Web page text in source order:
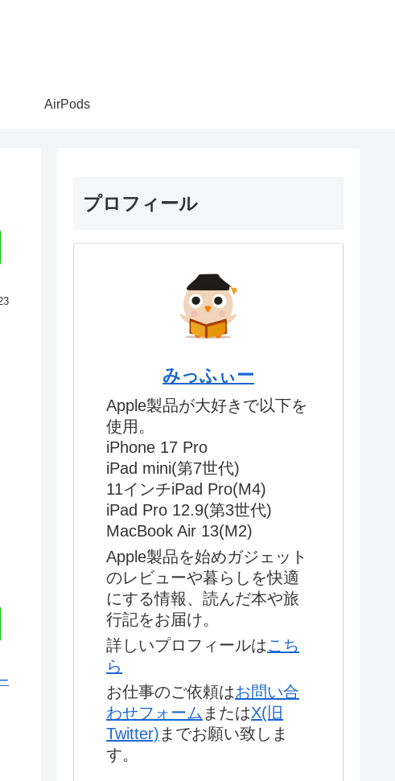
AirPods
プロフィール
みっふぃー
Apple製品が大好きで以下を
使用。
iPhone 17 Pro
iPad mini(第7世代)
11インチiPad Pro(M4)
iPad Pro 12.9(第3世代)
MacBook Air 13(M2)
Apple製品を始めガジェット
のレビューや暮らしを快適
にする情報、読んだ本や旅
行記をお届け。
詳しいプロフィールはこち
ら
お仕事のご依頼はお問い合
わせフォーム またはX(旧
Twitter) までお願い致しま
す。